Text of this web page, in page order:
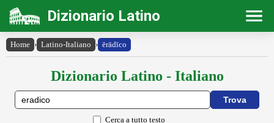
Dizionario Latino
Home › Latino-Italiano › ērādīco
Dizionario Latino - Italiano
Cerca a tutto testo